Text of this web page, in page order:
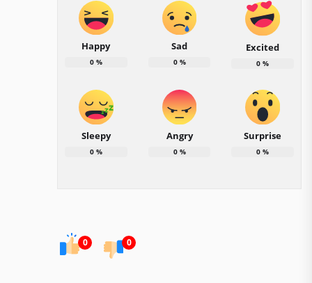
Happy
0%
Sad
0%
Excited
0 %
Sleepy
0%
Angry
0%
Surprise
0 %
0 0